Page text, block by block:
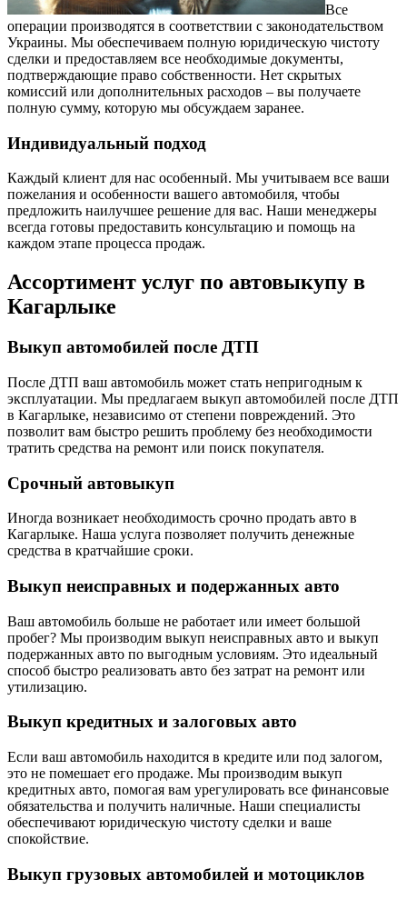
Все
операции производятся в соответствии с законодательством
Украины. Мы обеспечиваем полную юридическую чистоту
сделки и предоставляем все необходимые документы,
подтверждающие право собственности. Нет скрытых
комиссий или дополнительных расходов – вы получаете
полную сумму, которую мы обсуждаем заранее.
Индивидуальный подход
Каждый клиент для нас особенный. Мы учитываем все ваши
пожелания и особенности вашего автомобиля, чтобы
предложить наилучшее решение для вас. Наши менеджеры
всегда готовы предоставить консультацию и помощь на
каждом этапе процесса продаж.
Ассортимент услуг по автовыкупу в
Кагарлыке
Выкуп автомобилей после ДТП
После ДТП ваш автомобиль может стать непригодным к
эксплуатации. Мы предлагаем выкуп автомобилей после ДТП
в Кагарлыке, независимо от степени повреждений. Это
позволит вам быстро решить проблему без необходимости
тратить средства на ремонт или поиск покупателя.
Срочный автовыкуп
Иногда возникает необходимость срочно продать авто в
Кагарлыке. Наша услуга позволяет получить денежные
средства в кратчайшие сроки.
Выкуп неисправных и подержанных авто
Ваш автомобиль больше не работает или имеет большой
пробег? Мы производим выкуп неисправных авто и выкуп
подержанных авто по выгодным условиям. Это идеальный
способ быстро реализовать авто без затрат на ремонт или
утилизацию.
Выкуп кредитных и залоговых авто
Если ваш автомобиль находится в кредите или под залогом,
это не помешает его продаже. Мы производим выкуп
кредитных авто, помогая вам урегулировать все финансовые
обязательства и получить наличные. Наши специалисты
обеспечивают юридическую чистоту сделки и ваше
спокойствие.
Выкуп грузовых автомобилей и мотоциклов